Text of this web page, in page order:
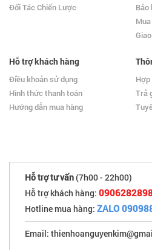
Đối Tác Chiến Lược
Bảo
Hỗ trợ khách hàng
Điều khoản sử dụng
Hình thức thanh toán
Hướng dẫn mua hàng
Trả
Hỗ trợ tư vấn (7h00 - 22h00)
Hỗ trợ khách hàng:
Hotline mua hàng: ZALO
Email: